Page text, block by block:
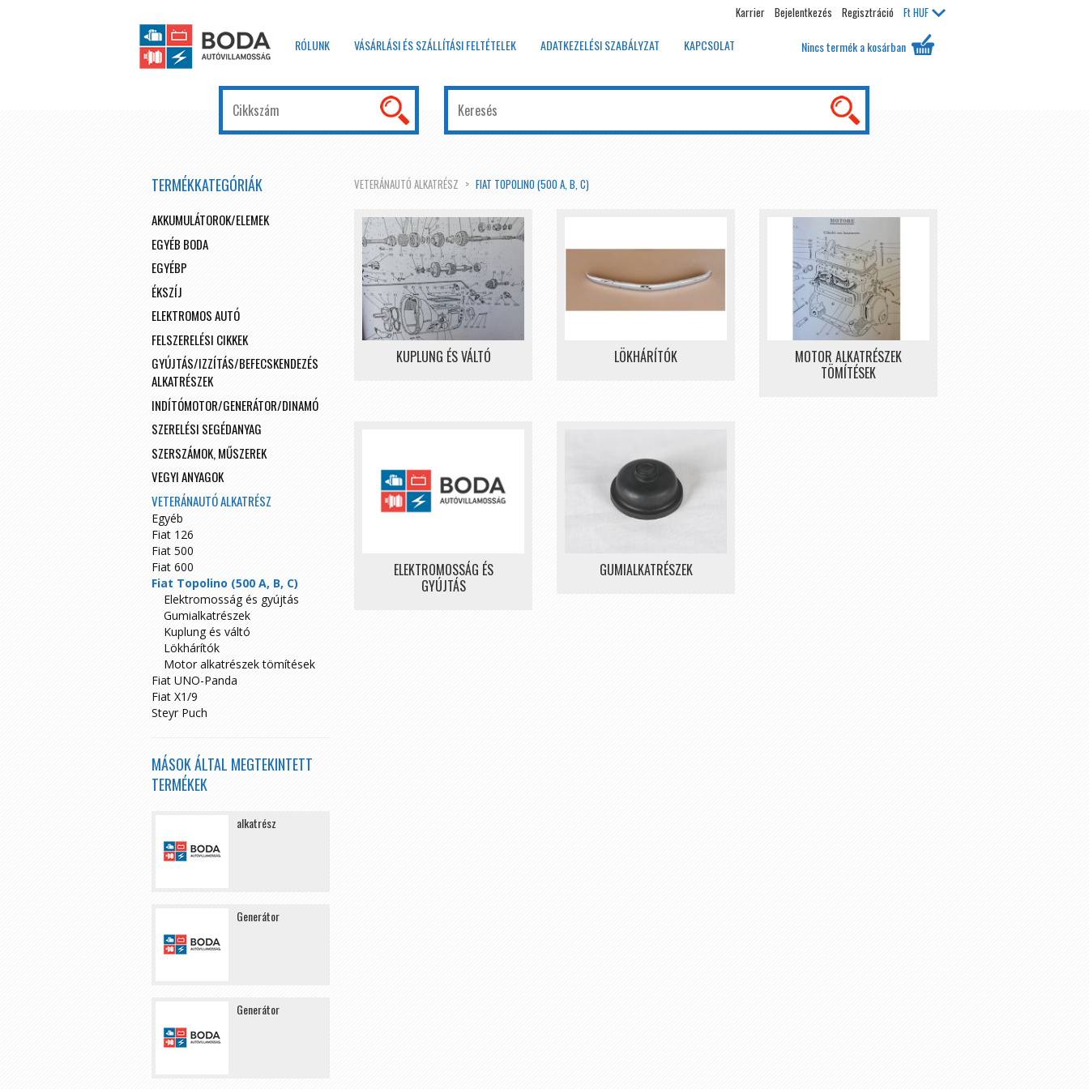
Karrier Bejelentkezés Regisztráció FtHUF
RÓLUNK VÁSÁRLÁSI ÉS SZÁLLÍTÁSI FELTÉTELEK ADATKEZELÉSI SZABÁLYZAT KAPCSOLAT Nincs termék a kosárban
VETERÁNAUTÓ ALKATRÉSZ FIAT TOPOLINO (500 A, B, C)
KUPLUNG ÉS VÁLTÓ LÖKHÁRÍTÓK
MOTOR ALKATRÉSZEK
TÖMÍTÉSEK
ELEKTROMOSSÁG ÉS
GYÚJTÁS
GUMIALKATRÉSZEK
TERMÉKKATEGÓRIÁK
AKKUMULÁTOROK/ELEMEK
EGYÉB BODA
EGYÉBP
ÉKSZÍJ
ELEKTROMOS AUTÓ
FELSZERELÉSI CIKKEK
GYÚJTÁS/IZZÍTÁS/BEFECSKENDEZÉS
ALKATRÉSZEK
INDÍTÓMOTOR/GENERÁTOR/DINAMÓ
SZERELÉSI SEGÉDANYAG
SZERSZÁMOK, MŰSZEREK
VEGYI ANYAGOK
VETERÁNAUTÓ ALKATRÉSZ
Egyéb
Fiat 126
Fiat 500
Fiat 600
Fiat Topolino (500 A, B, C)
Elektromosság és gyújtás
Gumialkatrészek
Kuplung és váltó
Lökhárítók
Motor alkatrészek tömítések
Fiat UNO-Panda
Fiat X1/9
Steyr Puch
MÁSOK ÁLTAL MEGTEKINTETT
TERMÉKEK
alkatrész
Generátor
Generátor